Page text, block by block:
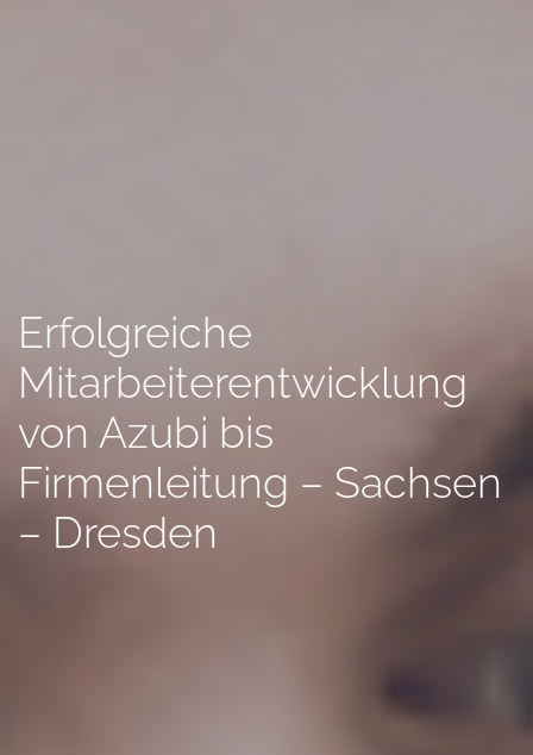
Erfolgreiche
Mitarbeiterentwicklung
von Azubi bis
Firmenleitung – Sachsen
– Dresden